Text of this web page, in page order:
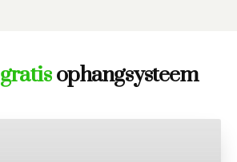
gratisophangsysteem